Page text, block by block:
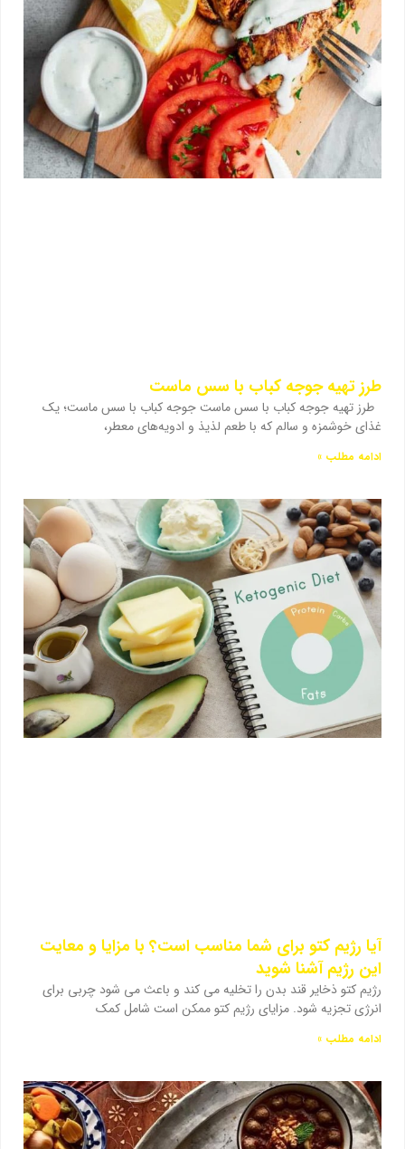
طرز تهیه جوجه کباب با سس ماست
طرز تهیه جوجه کباب با سس ماست جوجه کباب با سس ماست؛ یک
غذای خوشمزه و سالم که با طعم لذیذ و ادویه‌های معطر،
ادامه مطلب »
آیا رژیم کتو برای شما مناسب است؟ با مزایا و معایت
این رژیم آشنا شوید
رژیم کتو ذخایر قند بدن را تخلیه می کند و باعث می شود چربی برای
انرژی تجزیه شود. مزایای رژیم کتو ممکن است شامل کمک
ادامه مطلب »